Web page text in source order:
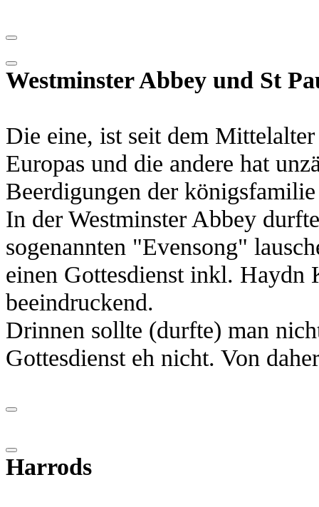
Westminster Abbey und St
Die eine, ist seit dem
Europas und die andere hat
Beerdigungen der
In der Westminster Abbey
sogenannten "Evensong"
einen Gottesdienst inkl. Haydn
beeindruckend.
Drinnen sollte (durfte) man
Gottesdienst eh nicht. Von
Harrods